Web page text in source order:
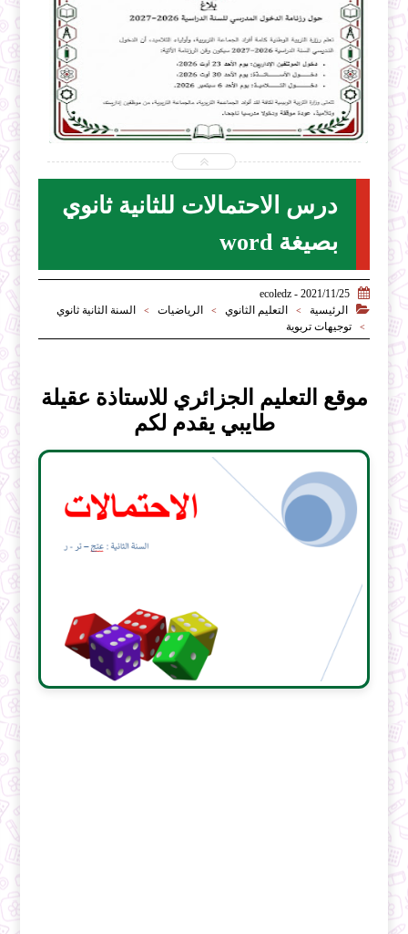
2026-07-31
ecoledz.net
درس الاحتمالات للثانية ثانوي
بصيغة word

2021/11/25 - ecoledz

الرئيسية > التعليم الثانوي > الرياضيات > السنة الثانية ثانوي
> توجيهات تربوية
موقع التعليم الجزائري للاستاذة عقيلة
طايبي يقدم لكم